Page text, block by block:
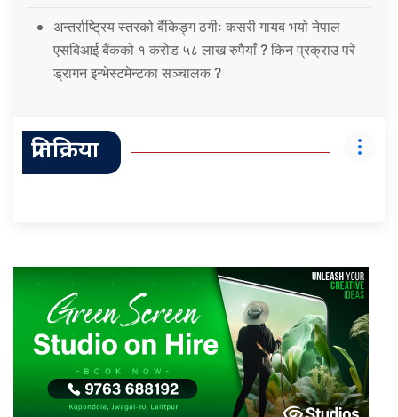
अन्तर्राष्ट्रिय स्तरको बैंकिङ्ग ठगीः कसरी गायब भयो नेपाल
एसबिआई बैंकको १ करोड ५८ लाख रुपैयाँ ? किन प्रक्राउ परे
ड्रागन इन्भेस्टमेन्टका सञ्चालक ?
प्रतिक्रिया